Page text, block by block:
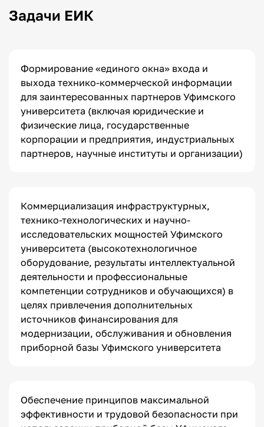
Задачи ЕИК
Формирование «единого окна» входа и
выхода технико-коммерческой информации
для заинтересованных партнеров Уфимского
университета (включая юридические и
физические лица, государственные
корпорации и предприятия, индустриальных
партнеров, научные институты и организации)
Коммерциализация инфраструктурных,
технико-технологических и научно-
исследовательских мощностей Уфимского
университета (высоко­технологичное
оборудование, результаты интеллектуальной
деятельности и профессиональные
компетенции сотрудников и обучающихся) в
целях привлечения дополнительных
источников финансирования для
модернизации, обслуживания и обновления
приборной базы Уфимского университета
Обеспечение принципов максимальной
эффективности и трудовой безопасности при